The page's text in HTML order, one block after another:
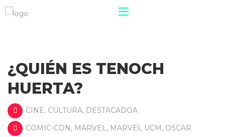
¿QUIÉN ES TENOCH
HUERTA?
CINE, CULTURA, DESTACADOA
COMIC-CON, MARVEL, MARVEL UCM, OSCAR